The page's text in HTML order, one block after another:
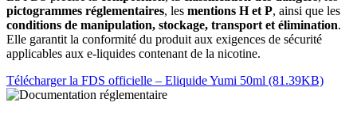
pictogrammes réglementaires, les mentions H et P, ainsi que les
conditions de manipulation, stockage, transport et élimination.
Elle garantit la conformité du produit aux exigences de sécurité
applicables aux e-liquides contenant de la nicotine.
Télécharger la FDS officielle – Eliquide Yumi 50ml (81.39KB)